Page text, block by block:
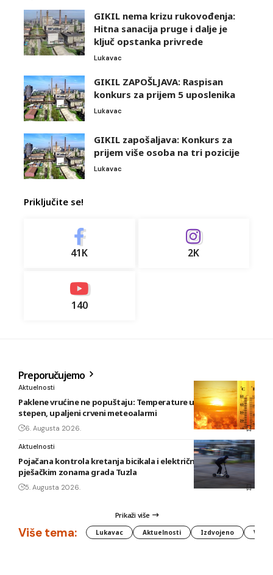
GIKIL nema krizu rukovođenja:
Hitna sanacija pruge i dalje je
ključ opstanka privrede
Lukavac
GIKIL ZAPOŠLJAVA: Raspisan
konkurs za prijem 5 uposlenika
Lukavac
GIKIL zapošaljava: Konkurs za
prijem više osoba na tri pozicije
Lukavac
Priključite se!
41K 2K
140
Preporučujemo
Aktuelnosti
Paklene vrućine ne popuštaju: Temperature u BiH i do 41
stepen, upaljeni crveni meteoalarmi
6. Augusta 2026.
Aktuelnosti
Pojačana kontrola kretanja bicikala i električnih romobila u
pješačkim zonama grada Tuzla
5. Augusta 2026.
Prikaži više
Više tema: Lukavac Aktuelnosti Izdvojeno